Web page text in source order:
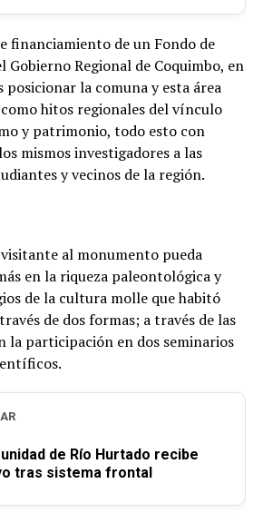
financiamiento de un Fondo de
Gobierno Regional de Coquimbo, en
posicionar la comuna y esta área
hitos regionales del vínculo
y patrimonio, todo esto con
mismos investigadores a las
y vecinos de la región.
visitante al monumento pueda
en la riqueza paleontológica y
de la cultura molle que habitó
de dos formas; a través de las
la participación en dos seminarios
de Río Hurtado recibe
tras sistema frontal